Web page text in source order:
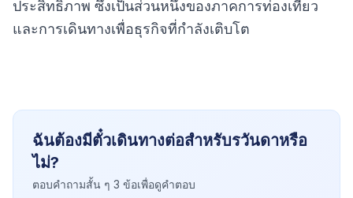
ประสิทธิภาพ ซึ่งเป็นส่วนหนึ่งของภาคการท่องเที่ยว
และการเดินทางเพื่อธุรกิจที่กำลังเติบโต
ฉันต้องมีตั๋วเดินทางต่อสำหรับรวันดาหรือ
ไม่?
ตอบคำถามสั้น ๆ 3 ข้อเพื่อดูคำตอบ